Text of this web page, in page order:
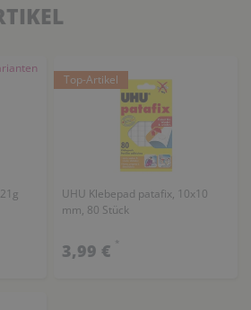
Top-Artikel
UHU Klebepad patafix, 10x10
mm, 80 Stück
3,99 € *